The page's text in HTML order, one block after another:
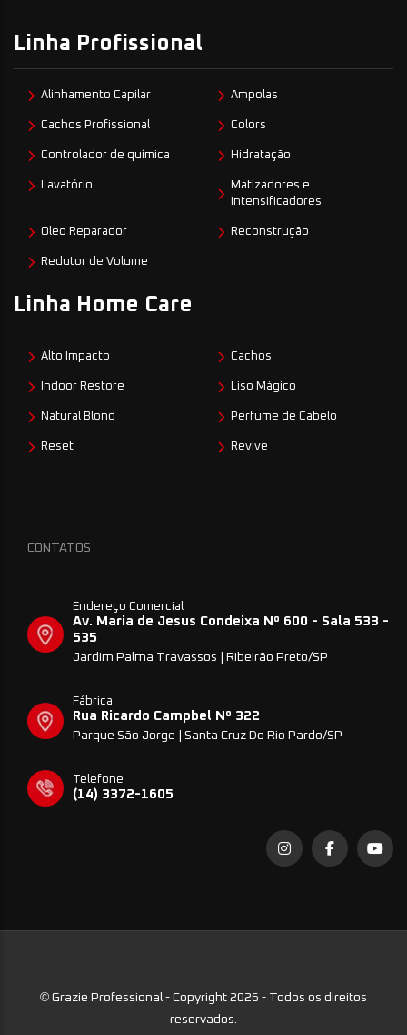
Linha Profissional
Alinhamento Capilar Ampolas
Cachos Profissional Colors
Controlador de química Hidratação
Lavatório
Matizadores e
Intensificadores
Oleo Reparador Reconstrução
Redutor de Volume
Linha Home Care
Alto Impacto Cachos
Indoor Restore Liso Mágico
Natural Blond Perfume de Cabelo
Reset Revive
CONTATOS
Endereço Comercial
Av. Maria de Jesus Condeixa Nº 600 - Sala 533 -
535
Jardim Palma Travassos | Ribeirão Preto/SP
Fábrica
Rua Ricardo Campbel Nº 322
Parque São Jorge | Santa Cruz Do Rio Pardo/SP
Telefone
(14) 3372-1605
© Grazie Professional - Copyright 2026 - Todos os direitos
reservados.